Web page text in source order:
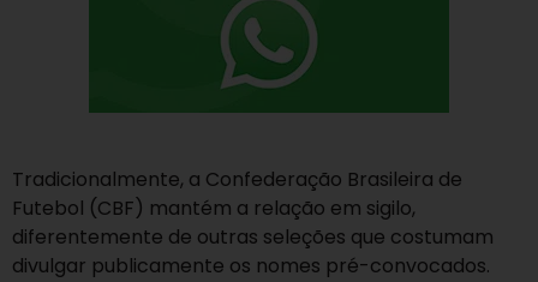
Tradicionalmente, a Confederação Brasileira de
Futebol (CBF) mantém a relação em sigilo,
diferentemente de outras seleções que costumam
divulgar publicamente os nomes pré-convocados.